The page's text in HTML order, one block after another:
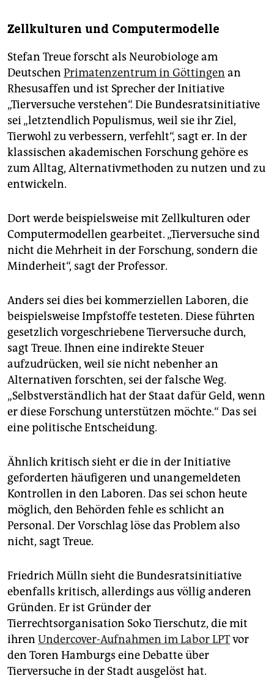
Zellkulturen und Computermodelle
Stefan Treue forscht als Neurobiologe am
Deutschen Primatenzentrum in Göttingen an
Rhesusaffen und ist Sprecher der Initiative
„Tierversuche verstehen“. Die Bundesratsinitiative
sei „letztendlich Populismus, weil sie ihr Ziel,
Tierwohl zu verbessern, verfehlt“, sagt er. In der
klassischen akademischen Forschung gehöre es
zum Alltag, Alternativmethoden zu nutzen und zu
entwickeln.
Dort werde beispielsweise mit Zellkulturen oder
Computermodellen gearbeitet. „Tierversuche sind
nicht die Mehrheit in der Forschung, sondern die
Minderheit“, sagt der Professor.
Anders sei dies bei kommerziellen Laboren, die
beispielsweise Impfstoffe testeten. Diese führten
gesetzlich vorgeschriebene Tierversuche durch,
sagt Treue. Ihnen eine indirekte Steuer
aufzudrücken, weil sie nicht nebenher an
Alternativen forschten, sei der falsche Weg.
„Selbstverständlich hat der Staat dafür Geld, wenn
er diese Forschung unterstützen möchte.“ Das sei
eine politische Entscheidung.
Ähnlich kritisch sieht er die in der Ini­tiative
geforderten häufigeren und unangemeldeten
Kontrollen in den Laboren. Das sei schon heute
möglich, den Behörden fehle es schlicht an
Personal. Der Vorschlag löse das Problem also
nicht, sagt Treue.
Friedrich Mülln sieht die Bundesratsinitiative
ebenfalls kritisch, allerdings aus völlig anderen
Gründen. Er ist Gründer der
Tierrechtsorganisation Soko Tierschutz, die mit
ihren Undercover-Aufnahmen im Labor LPTvor
den Toren Hamburgs eine Debatte über
Tierversuche in der Stadt ausgelöst hat.